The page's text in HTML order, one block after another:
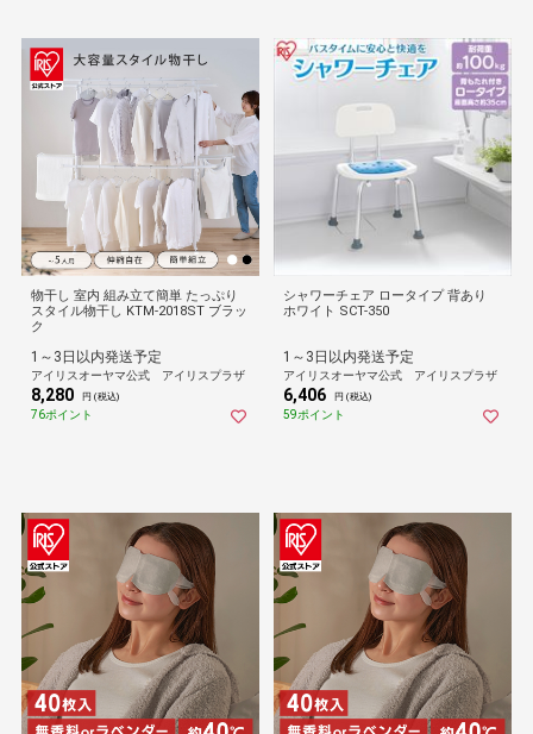
物干し 室内 組み立て簡単 たっぷり
スタイル物干し KTM-2018ST ブラッ
ク
1～3日以内発送予定
アイリスオーヤマ公式 アイリスプラザ
8,280 円 (税込)
76ポイント
シャワーチェア ロータイプ 背あり
ホワイト SCT-350
1～3日以内発送予定
アイリスオーヤマ公式 アイリスプラザ
6,406 円 (税込)
59ポイント